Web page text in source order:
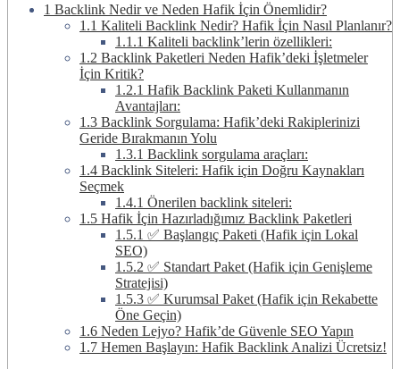
1 Backlink Nedir ve Neden Hafik İçin Önemlidir?
1.1 Kaliteli Backlink Nedir? Hafik İçin Nasıl Planlanır?
1.1.1 Kaliteli backlink’lerin özellikleri:
1.2 Backlink Paketleri Neden Hafik’deki İşletmeler
İçin Kritik?
1.2.1 Hafik Backlink Paketi Kullanmanın
Avantajları:
1.3 Backlink Sorgulama: Hafik’deki Rakiplerinizi
Geride Bırakmanın Yolu
1.3.1 Backlink sorgulama araçları:
1.4 Backlink Siteleri: Hafik için Doğru Kaynakları
Seçmek
1.4.1 Önerilen backlink siteleri:
1.5 Hafik İçin Hazırladığımız Backlink Paketleri
1.5.1 ✅ Başlangıç Paketi (Hafik için Lokal
SEO)
1.5.2 ✅ Standart Paket (Hafik için Genişleme
Stratejisi)
1.5.3 ✅ Kurumsal Paket (Hafik için Rekabette
Öne Geçin)
1.6 Neden Lejyo? Hafik’de Güvenle SEO Yapın
1.7 Hemen Başlayın: Hafik Backlink Analizi Ücretsiz!